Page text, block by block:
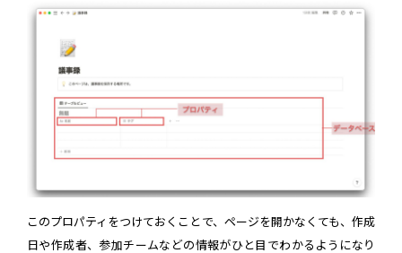
このプロパティをつけておくことで、ページを開かなくても、作成
日や作成者、参加チームなどの情報がひと目でわかるようになり